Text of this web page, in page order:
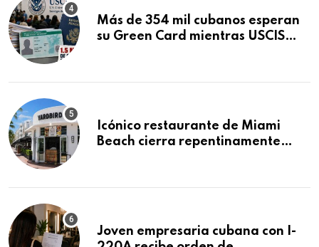
Más de 354 mil cubanos esperan
su Green Card mientras USCIS
Icónico restaurante de Miami
Beach cierra repentinamente
Joven empresaria cubana con I-